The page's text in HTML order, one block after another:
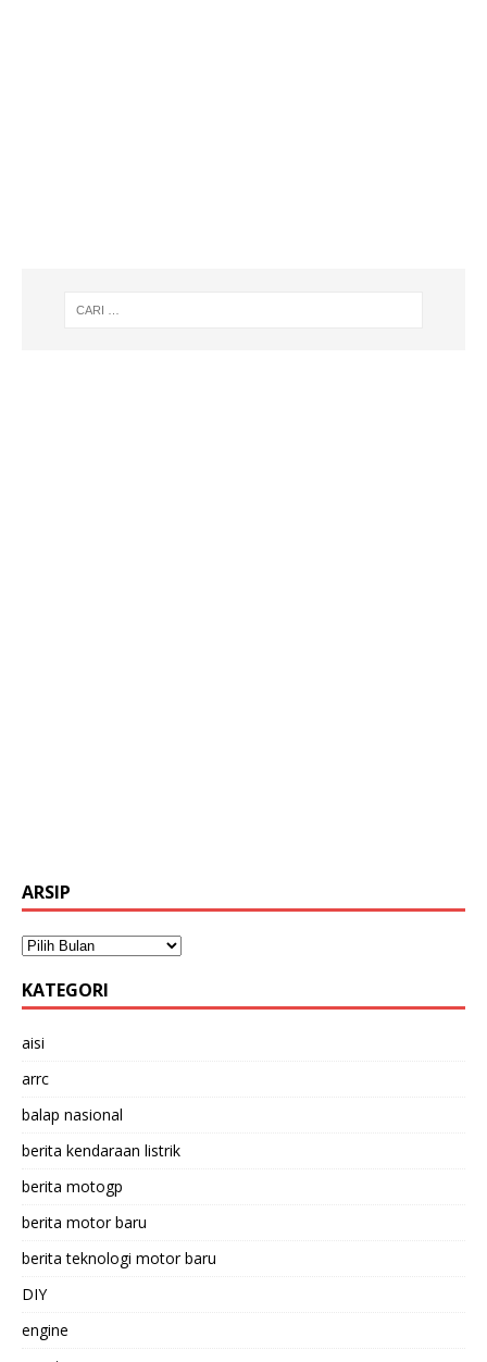
ARSIP
KATEGORI
aisi
arrc
balap nasional
berita kendaraan listrik
berita motogp
berita motor baru
berita teknologi motor baru
DIY
engine